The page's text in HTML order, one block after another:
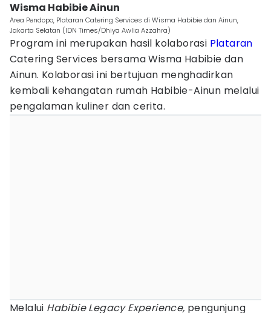
Wisma Habibie Ainun
Area Pendopo, Plataran Catering Services di Wisma Habibie dan Ainun,
Jakarta Selatan (IDN Times/Dhiya Awlia Azzahra)
Program ini merupakan hasil kolaborasi Plataran
Catering Services bersama Wisma Habibie dan
Ainun. Kolaborasi ini bertujuan menghadirkan
kembali kehangatan rumah Habibie-Ainun melalui
pengalaman kuliner dan cerita.
Melalui Habibie Legacy Experience, pengunjung